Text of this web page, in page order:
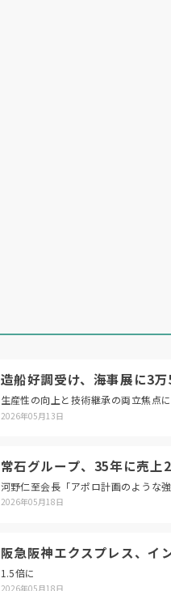
造船好調受け、海事展に3
生産性の向上と技術継承の両立焦点に
2026年05月13日
常石グループ、35年に売上
河野仁至会長「アポロ計画のような
2026年05月18日
阪急阪神エクスプレス、イ
1.5倍に
2026年05月18日